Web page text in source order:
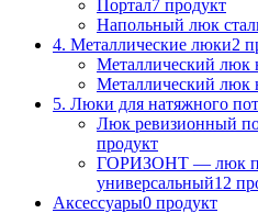
Портал7 продукт
Напольный люк
4. Металлические люки2
Металлический люк
Металлический люк
5. Люки для натяжного
Люк ревизионный
продукт
ГОРИЗОНТ — люк
универсальный12
Аксессуары0 продукт